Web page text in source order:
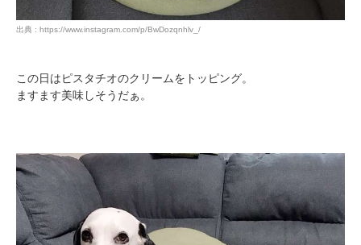
出典 : https://www.instagram.com/p/BwDozqnhlv_/
この日はピスタチオのクリームをトッピング。
ますます美味しそうだぁ。
閉じる
アプリで開く